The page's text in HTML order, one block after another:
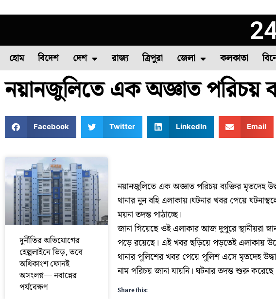
হোম বিদেশ দেশ
ফুল চাষ ফল চাষ মাছ চাষ পোল্ট্রি চাষ সবজি চাষ
রাজ্য ত্রিপুরা জেলা
উত্তর ২৪ পরগনা দক্ষিণ ২৪ পরগনা
কলকাতা
নয়ানজুলিতে এক অজ্ঞাত পরিচয়
Facebook Twitter LinkedIn Email
দুর্নীতির অভিযোগের
হেল্পলাইনে ভিড়, তবে
অধিকাংশ ফোনই
অসংলগ্ন— নবান্নের
পর্যবেক্ষণ
নয়ানজুলিতে এক অজ্ঞাত পরিচয় ব্যক্তির মৃতদেহ
থানার নুন বহি এলাকায়।ঘটনার খবর পেয়ে
ময়না তদন্ত পাঠাচ্ছে।
জানা গিয়েছে ওই এলাকার আজ দুপুরে স্থানীয়রা
পড়ে রয়েছে। এই খবর ছড়িয়ে পড়তেই এলাকায়
থানার পুলিশের খবর পেয়ে পুলিশ এসে মৃতদেহ
নাম পরিচয় জানা যায়নি। ঘটনার তদন্ত শুরু
Share this: